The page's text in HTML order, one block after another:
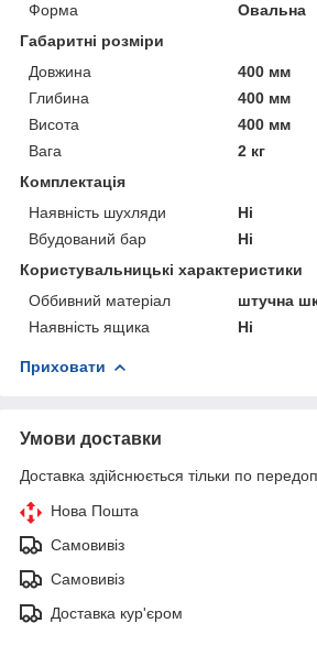
Форма
Овальна
Габаритні розміри
Довжина
400 мм
Глибина
400 мм
Висота
400 мм
Вага
2 кг
Комплектація
Наявність шухляди
Ні
Вбудований бар
Ні
Користувальницькі характеристики
Оббивний матеріал
штучна
Наявність ящика
Ні
Приховати
Умови доставки
Доставка здійснюється тільки по
Нова Пошта
Самовивіз
Самовивіз
Доставка кур'єром